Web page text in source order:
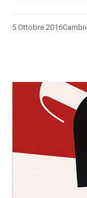
5 Ottobre 2016